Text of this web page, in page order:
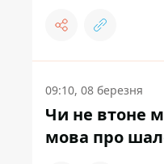
09:10, 08 березня
Чи не втоне
мова про